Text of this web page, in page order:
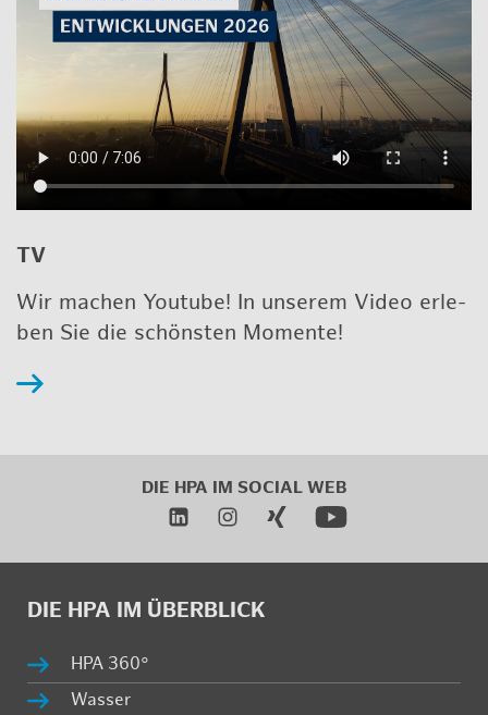
TV
Wir ma­chen Youtube! In un­se­rem Video er­le­
ben Sie die schöns­ten Mo­men­te!
DIE HPA IM SO­CIAL WEB
DIE HPA IM ÜBER­BLICK
HPA 360°
Was­ser